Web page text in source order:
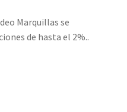
Marquillas se
de hasta el 2%..